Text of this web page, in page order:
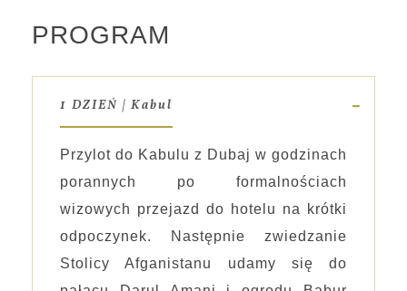
PROGRAM
1 DZIEŃ | Kabul
Przylot do Kabulu z Dubaj w godzinach
porannych po formalnościach
wizowych przejazd do hotelu na krótki
odpoczynek. Następnie zwiedzanie
Stolicy Afganistanu udamy się do